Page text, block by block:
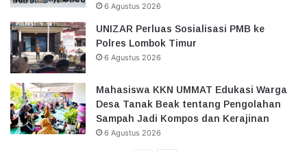
6 Agustus 2026
UNIZAR Perluas Sosialisasi PMB ke
Polres Lombok Timur
6 Agustus 2026
Mahasiswa KKN UMMAT Edukasi Warga
Desa Tanak Beak tentang Pengolahan
Sampah Jadi Kompos dan Kerajinan
6 Agustus 2026